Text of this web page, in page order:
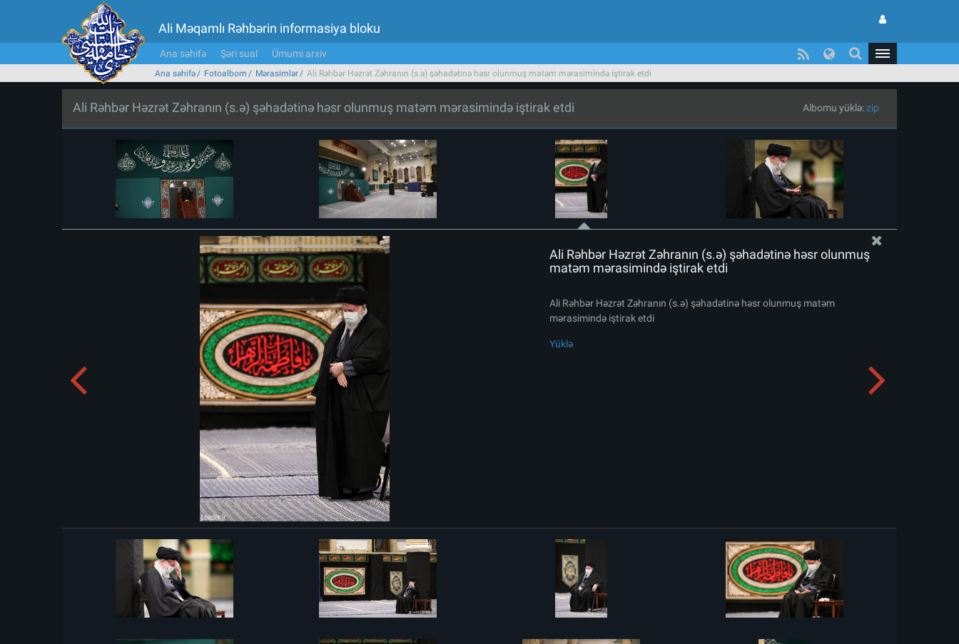
Ali Məqamlı Rəhbərin informasiya bloku
Ana səhifə Şəri sual Ümumi arxiv
Ana səhifə Fotoalbom Mərasimlər Ali Rəhbər Həzrət Zəhranın (s.ə) şəhadətinə həsr olunmuş matəm mərasimində iştirak etdi
Ali Rəhbər Həzrət Zəhranın (s.ə) şəhadətinə həsr olunmuş matəm mərasimində iştirak etdi Albomu yüklə:zip
Ali Rəhbər Həzrət Zəhranın (s.ə) şəhadətinə həsr olunmuş
matəm mərasimində iştirak etdi
Ali Rəhbər Həzrət Zəhranın (s.ə) şəhadətinə həsr olunmuş matəm
mərasimində iştirak etdi
Yüklə